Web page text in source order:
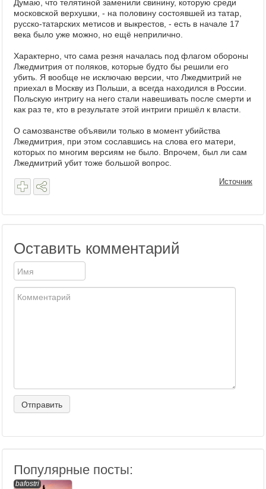
Думаю, что телятиной заменили свинину, которую среди
московской верхушки, - на половину состоявшей из татар,
русско-татарских метисов и выкрестов, - есть в начале 17
века было уже можно, но ещё неприлично.
Характерно, что сама резня началась под флагом обороны
Лжедмитрия от поляков, которые будто бы решили его
убить. Я вообще не исключаю версии, что Лжедмитрий не
приехал в Москву из Польши, а всегда находился в России.
Польскую интригу на него стали навешивать после смерти и
как раз те, кто в результате этой интриги пришёл к власти.
О самозванстве объявили только в момент убийства
Лжедмитрия, при этом сославшись на слова его матери,
которых по многим версиям не было. Впрочем, был ли сам
Лжедмитрий убит тоже большой вопрос.
Источник
Оставить комментарий
Популярные посты:
bafostri